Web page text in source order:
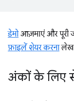
डेमोआज़माएं और पूरी
फ़ाइलें शेयर करनालेख
अंकों के लिए